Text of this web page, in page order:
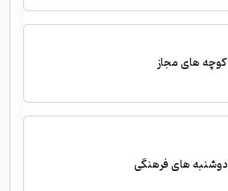
کوچه های مجاز
دوشنبه های فرهنگی